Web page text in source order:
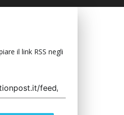
il link RSS negli